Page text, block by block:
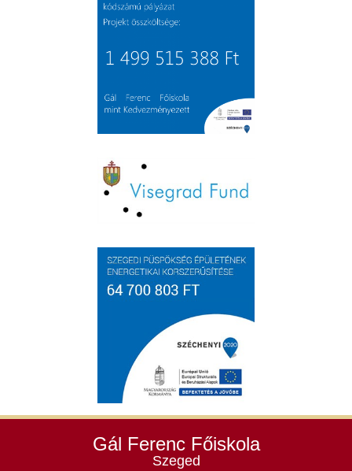
Gál Ferenc Főiskola
Szeged